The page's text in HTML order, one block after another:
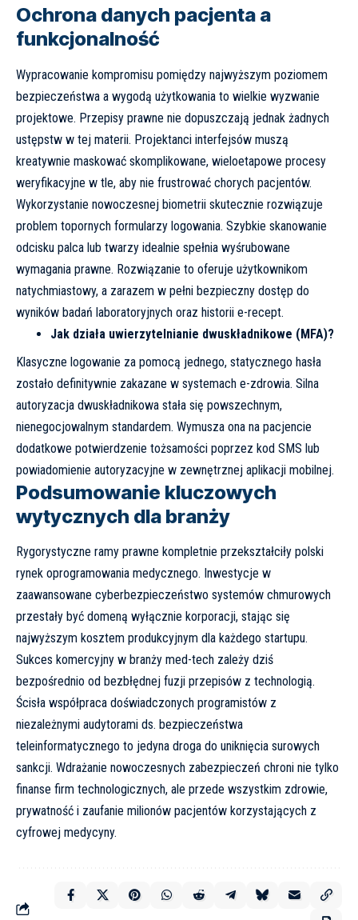
Ochrona danych pacjenta a
funkcjonalność
Wypracowanie kompromisu pomiędzy najwyższym poziomem
bezpieczeństwa a wygodą użytkowania to wielkie wyzwanie
projektowe. Przepisy prawne nie dopuszczają jednak żadnych
ustępstw w tej materii. Projektanci interfejsów muszą
kreatywnie maskować skomplikowane, wieloetapowe procesy
weryfikacyjne w tle, aby nie frustrować chorych pacjentów.
Wykorzystanie nowoczesnej biometrii skutecznie rozwiązuje
problem topornych formularzy logowania. Szybkie skanowanie
odcisku palca lub twarzy idealnie spełnia wyśrubowane
wymagania prawne. Rozwiązanie to oferuje użytkownikom
natychmiastowy, a zarazem w pełni bezpieczny dostęp do
wyników badań laboratoryjnych oraz historii e-recept.
Jak działa uwierzytelnianie dwuskładnikowe (MFA)?
Klasyczne logowanie za pomocą jednego, statycznego hasła
zostało definitywnie zakazane w systemach e-zdrowia. Silna
autoryzacja dwuskładnikowa stała się powszechnym,
nienegocjowalnym standardem. Wymusza ona na pacjencie
dodatkowe potwierdzenie tożsamości poprzez kod SMS lub
powiadomienie autoryzacyjne w zewnętrznej aplikacji mobilnej.
Podsumowanie kluczowych
wytycznych dla branży
Rygorystyczne ramy prawne kompletnie przekształciły polski
rynek oprogramowania medycznego. Inwestycje w
zaawansowane cyberbezpieczeństwo systemów chmurowych
przestały być domeną wyłącznie korporacji, stając się
najwyższym kosztem produkcyjnym dla każdego startupu.
Sukces komercyjny w branży med-tech zależy dziś
bezpośrednio od bezbłędnej fuzji przepisów z technologią.
Ścisła współpraca doświadczonych programistów z
niezależnymi audytorami ds. bezpieczeństwa
teleinformatycznego to jedyna droga do uniknięcia surowych
sankcji. Wdrażanie nowoczesnych zabezpieczeń chroni nie tylko
finanse firm technologicznych, ale przede wszystkim zdrowie,
prywatność i zaufanie milionów pacjentów korzystających z
cyfrowej medycyny.